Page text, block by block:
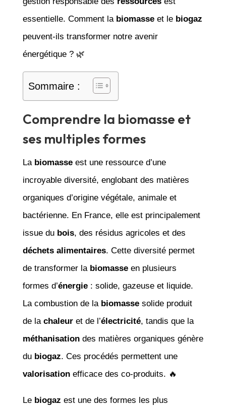
essentielle. Comment la biomasseet le biogaz
peuvent-ils transformer notre avenir
énergétique ? 🌿
Sommaire :
Comprendre la biomasse et
ses multiples formes
La biomasseest une ressource d’une
incroyable diversité, englobant des matières
organiques d’origine végétale, animale et
bactérienne. En France, elle est principalement
issue du bois, des résidus agricoles et des
déchets alimentaires. Cette diversité permet
de transformer la biomasseen plusieurs
formes d’énergie: solide, gazeuse et liquide.
La combustion de la biomassesolide produit
de la chaleuret de l’électricité, tandis que la
méthanisationdes matières organiques génère
du biogaz. Ces procédés permettent une
valorisationefficace des co-produits. 🔥
Le biogaz est une des formes les plus